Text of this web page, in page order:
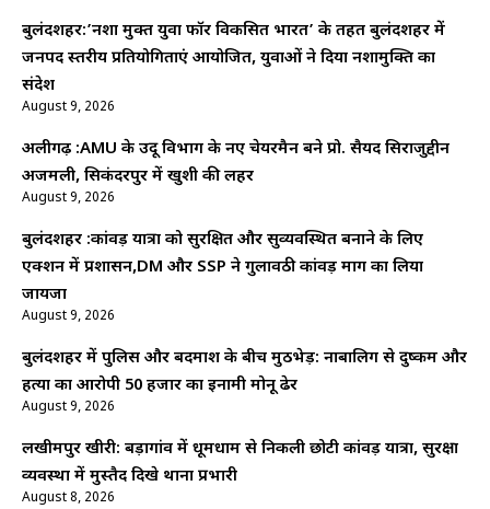
बुलंदशहर:’नशा मुक्त युवा फॉर विकसित भारत’ के तहत बुलंदशहर में
जनपद स्तरीय प्रतियोगिताएं आयोजित, युवाओं ने दिया नशामुक्ति का
संदेश
August 9, 2026
अलीगढ़ :AMU के उर्दू विभाग के नए चेयरमैन बने प्रो. सैयद सिराजुद्दीन
अजमली, सिकंदरपुर में खुशी की लहर
August 9, 2026
बुलंदशहर :कांवड़ यात्रा को सुरक्षित और सुव्यवस्थित बनाने के लिए
एक्शन में प्रशासन,DM और SSP ने गुलावठी कांवड़ मार्ग का लिया
जायजा
August 9, 2026
बुलंदशहर में पुलिस और बदमाश के बीच मुठभेड़: नाबालिग से दुष्कर्म और
हत्या का आरोपी 50 हजार का इनामी मोनू ढेर
August 9, 2026
लखीमपुर खीरी: बड़ागांव में धूमधाम से निकली छोटी कांवड़ यात्रा, सुरक्षा
व्यवस्था में मुस्तैद दिखे थाना प्रभारी
August 8, 2026